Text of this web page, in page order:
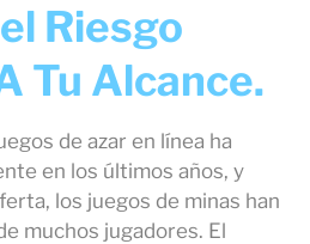
Riesgo
Tu Alcance.
de azar en línea ha
en los últimos años, y
los juegos de minas han
muchos jugadores. El